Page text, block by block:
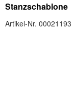
Stanzschablone
Artikel-Nr. 00021193